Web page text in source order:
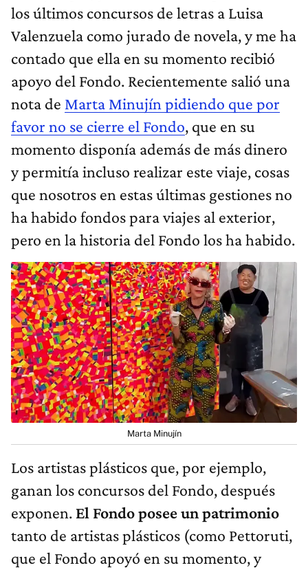
los últimos concursos de letras a Luisa
Valenzuela como jurado de novela, y me ha
contado que ella en su momento recibió
apoyo del Fondo. Recientemente salió una
nota de Marta Minujín pidiendo que por
favor no se cierre el Fondo, que en su
momento disponía además de más dinero
y permitía incluso realizar este viaje, cosas
que nosotros en estas últimas gestiones no
ha habido fondos para viajes al exterior,
pero en la historia del Fondo los ha habido.
Marta Minujín
Los artistas plásticos que, por ejemplo,
ganan los concursos del Fondo, después
exponen. El Fondo posee un patrimonio
tanto de artistas plásticos (como Pettoruti,
que el Fondo apoyó en su momento, y